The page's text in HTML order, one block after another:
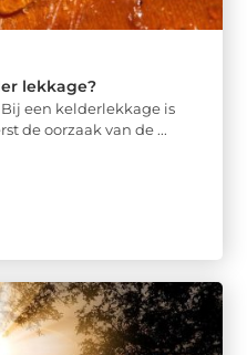
lekkage?
een kelderlekkage is
de oorzaak van de ...